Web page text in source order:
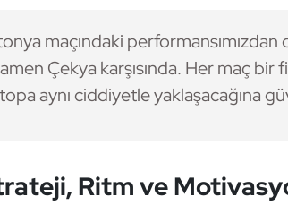
maçındaki performansımızdan
Çekya karşısında. Her maç bir
aynı ciddiyetle yaklaşacağına
Ritm ve